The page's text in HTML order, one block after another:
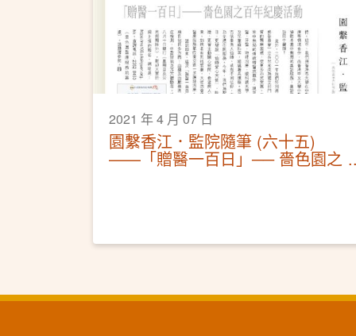
2021 年 4 月 07 日
園繫香江．監院隨筆 (六十五)
——「贈醫一百日」── 嗇色園之